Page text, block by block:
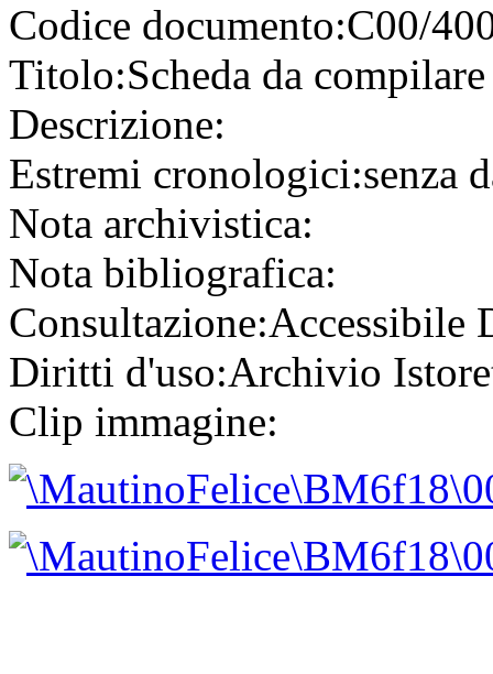
Codice documento:C00/
Titolo:Scheda da compilare
Descrizione:
Estremi cronologici:senza
Nota archivistica:
Nota bibliografica:
Consultazione:Accessibile
Diritti d'uso:Archivio
Clip immagine: